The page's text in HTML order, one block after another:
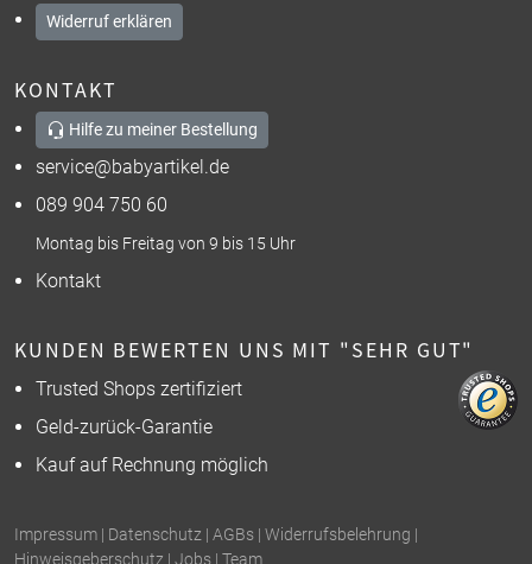
Widerruf erklären
KONTAKT
Hilfe zu meiner Bestellung
service@babyartikel.de
089 904 750 60
Montag bis Freitag von 9 bis 15 Uhr
Kontakt
KUNDEN BEWERTEN UNS MIT "SEHR GUT"
Trusted Shops zertifiziert
Geld-zurück-Garantie
Kauf auf Rechnung möglich
Impressum | Datenschutz | AGBs | Widerrufsbelehrung |
Hinweisgeberschutz | Jobs | Team